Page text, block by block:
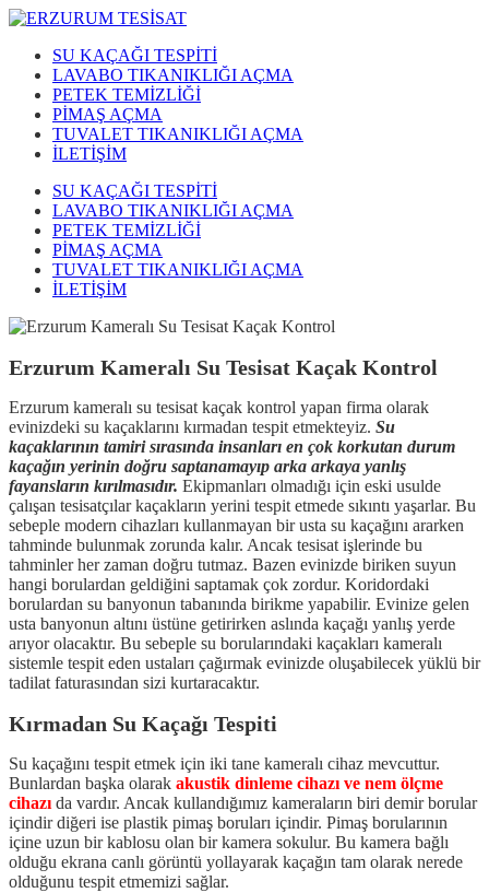
SU KAÇAĞI TESPİTİ
LAVABO TIKANIKLIĞI AÇMA
PETEK TEMİZLİĞİ
PİMAŞ AÇMA
TUVALET TIKANIKLIĞI AÇMA
İLETİŞİM
SU KAÇAĞI TESPİTİ
LAVABO TIKANIKLIĞI AÇMA
PETEK TEMİZLİĞİ
PİMAŞ AÇMA
TUVALET TIKANIKLIĞI AÇMA
İLETİŞİM
Erzurum Kameralı Su Tesisat Kaçak Kontrol
Erzurum kameralı su tesisat kaçak kontrol yapan firma olarak
evinizdeki su kaçaklarını kırmadan tespit etmekteyiz. Su
kaçaklarının tamiri sırasında insanları en çok korkutan durum
kaçağın yerinin doğru saptanamayıp arka arkaya yanlış
fayansların kırılmasıdır. Ekipmanları olmadığı için eski usulde
çalışan tesisatçılar kaçakların yerini tespit etmede sıkıntı yaşarlar. Bu
sebeple modern cihazları kullanmayan bir usta su kaçağını ararken
tahminde bulunmak zorunda kalır. Ancak tesisat işlerinde bu
tahminler her zaman doğru tutmaz. Bazen evinizde biriken suyun
hangi borulardan geldiğini saptamak çok zordur. Koridordaki
borulardan su banyonun tabanında birikme yapabilir. Evinize gelen
usta banyonun altını üstüne getirirken aslında kaçağı yanlış yerde
arıyor olacaktır. Bu sebeple su borularındaki kaçakları kameralı
sistemle tespit eden ustaları çağırmak evinizde oluşabilecek yüklü bir
tadilat faturasından sizi kurtaracaktır.
Kırmadan Su Kaçağı Tespiti
Su kaçağını tespit etmek için iki tane kameralı cihaz mevcuttur.
Bunlardan başka olarak akustik dinleme cihazı ve nem ölçme
cihazı da vardır. Ancak kullandığımız kameraların biri demir borular
içindir diğeri ise plastik pimaş boruları içindir. Pimaş borularının
içine uzun bir kablosu olan bir kamera sokulur. Bu kamera bağlı
olduğu ekrana canlı görüntü yollayarak kaçağın tam olarak nerede
olduğunu tespit etmemizi sağlar.